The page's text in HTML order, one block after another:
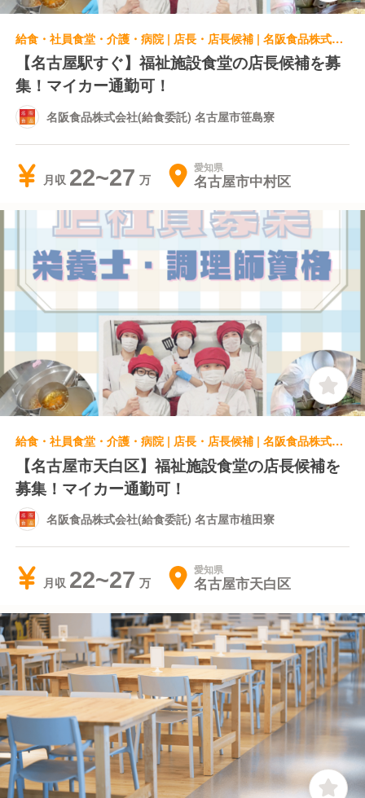
給食・社員食堂・介護・病院 | 店長・店長候補 | 名阪食品株式会社(給食委託) 名古屋市笹島寮
【名古屋駅すぐ】福祉施設食堂の店長候補を募
集！マイカー通勤可！
名阪食品株式会社(給食委託) 名古屋市笹島寮
月収 22~27 愛知県
名古屋市中村区
給食・社員食堂・介護・病院 | 店長・店長候補 | 名阪食品株式会社(給食委託) 名古屋市植田寮
【名古屋市天白区】福祉施設食堂の店長候補を
募集！マイカー通勤可！
名阪食品株式会社(給食委託) 名古屋市植田寮
月収 22~27 愛知県
名古屋市天白区